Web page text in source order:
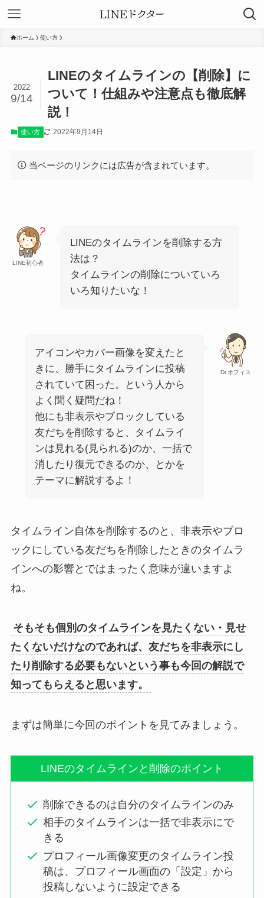
ホーム 使い方
LINEのタイムラインの【削除】に
ついて！仕組みや注意点も徹底解
説！
2022
9/14
使い方 2022年9月14日
当ページのリンクには広告が含まれています。
LINE初心者
LINEのタイムラインを削除する方
法は？
タイムラインの削除についていろ
いろ知りたいな！
Dr.オフィス
アイコンやカバー画像を変えたと
きに、勝手にタイムラインに投稿
されていて困った。という人から
よく聞く疑問だね！
他にも非表示やブロックしている
友だちを削除すると、タイムライ
ンは見れる(見られる)のか、一括で
消したり復元できるのか、とかを
テーマに解説するよ！
タイムライン自体を削除するのと、非表示やブロ
ックにしている友だちを削除したときのタイムラ
インへの影響とではまったく意味が違いますよ
ね。
そもそも個別のタイムラインを見たくない・見せ
たくないだけなのであれば、友だちを非表示にし
たり削除する必要もないという事も今回の解説で
知ってもらえると思います。
まずは簡単に今回のポイントを見てみましょう。
LINEのタイムラインと削除のポイント
削除できるのは自分のタイムラインのみ
相手のタイムラインは一括で非表示にで
きる
プロフィール画像変更のタイムライン投
稿は、プロフィール画面の「設定」から
投稿しないように設定できる